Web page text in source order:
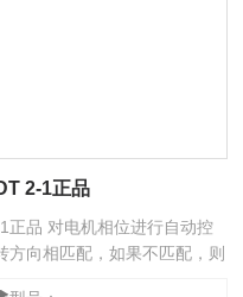
2-1正品
正品 对电机相位进行自动控
向相匹配，如果不匹配，则